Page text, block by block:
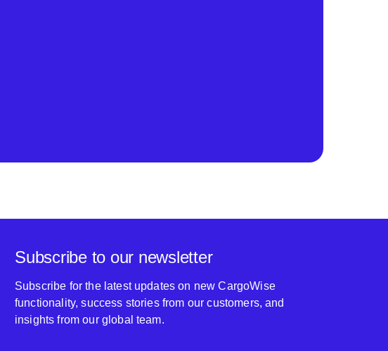
Subscribe to our newsletter
Subscribe for the latest updates on new CargoWise
functionality, success stories from our customers, and
insights from our global team.